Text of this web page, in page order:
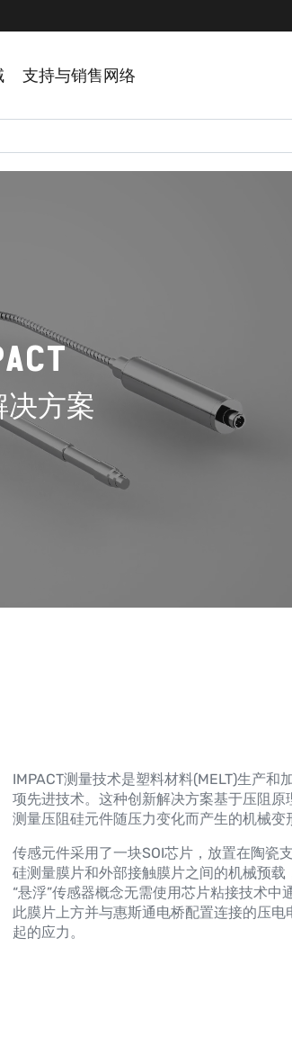
支持与销售网络
决方案
IMPACT测量技术是塑料材料(MELT)生产和
项先进技术。这种创新解决方案基于压阻
测量压阻硅元件随压力变化而产生的机械变
传感元件采用了一块SOI芯片，放置在陶瓷
硅测量膜片和外部接触膜片之间的机械预
“悬浮”传感器概念无需使用芯片粘接技术中
此膜片上方并与惠斯通电桥配置连接的压电
起的应力。